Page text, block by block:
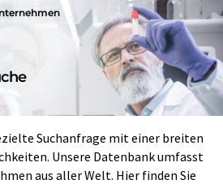
Suchanfrage mit einer breiten
Unsere Datenbank umfasst
aus aller Welt. Hier finden Sie